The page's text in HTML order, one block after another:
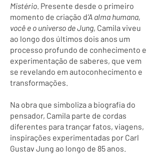
Mistério. Presente desde o primeiro
momento de criação d’A alma humana,
você e o universo de Jung, Camila viveu
ao longo dos últimos dois anos um
processo profundo de conhecimento e
experimentação de saberes, que vem
se revelando em autoconhecimento e
transformações.
Na obra que simboliza a biografia do
pensador, Camila parte de cordas
diferentes para trançar fatos, viagens,
inspirações experimentadas por Carl
Gustav Jung ao longo de 85 anos.